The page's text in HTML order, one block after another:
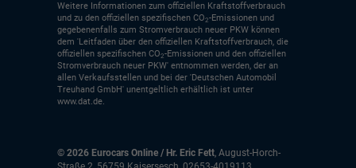
Weitere Informationen zum offiziellen Kraftstoffverbrauch
und zu den offiziellen spezifischen CO2-Emissionen und
gegebenenfalls zum Stromverbrauch neuer PKW können
dem 'Leitfaden über den offiziellen Kraftstoffverbrauch, die
offiziellen spezifischen CO2-Emissionen und den offiziellen
Stromverbrauch neuer PKW' entnommen werden, der an
allen Verkaufsstellen und bei der 'Deutschen Automobil
Treuhand GmbH' unentgeltlich erhältlich ist unter
www.dat.de.
© 2026 Eurocars Online / Hr. Eric Fett August-Horch-